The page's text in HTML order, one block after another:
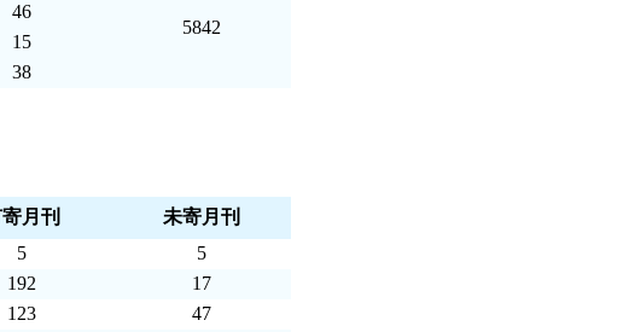
5842
46
15
38
月刊
未寄月刊
5
5
192
17
123
47